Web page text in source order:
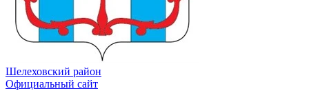
Шелеховский район
Официальный сайт